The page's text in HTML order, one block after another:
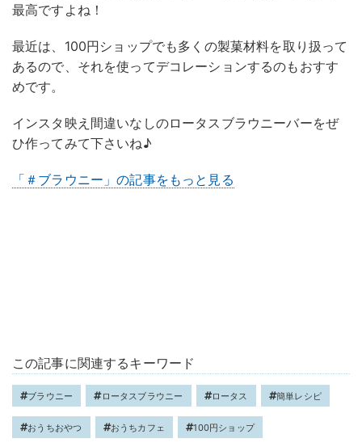
最高ですよね！
最近は、100円ショップでも多くの製菓材料を取り扱って
あるので、それを使ってデコレーションするのもおすす
めです。
インスタ映え間違いなしのロータスブラウニーバーをぜ
ひ作ってみて下さいね♪
「＃ブラウニー」の記事をもっと見る
この記事に関連するキーワード
ブラウニー ロータスブラウニー ロータス 簡単レシピ
おうちおやつ おうちカフェ 100円ショップ